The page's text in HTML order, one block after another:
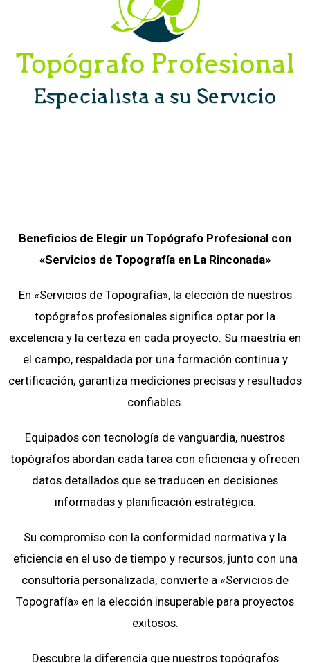
Beneficios de Elegir un Topógrafo Profesional con
«Servicios de Topografía en La Rinconada»
En «Servicios de Topografía», la elección de nuestros
topógrafos profesionales significa optar por la
excelencia y la certeza en cada proyecto. Su maestría en
el campo, respaldada por una formación continua y
certificación, garantiza mediciones precisas y resultados
confiables.
Equipados con tecnología de vanguardia, nuestros
topógrafos abordan cada tarea con eficiencia y ofrecen
datos detallados que se traducen en decisiones
informadas y planificación estratégica.
Su compromiso con la conformidad normativa y la
eficiencia en el uso de tiempo y recursos, junto con una
consultoría personalizada, convierte a «Servicios de
Topografía» en la elección insuperable para proyectos
exitosos.
Descubre la diferencia que nuestros topógrafos